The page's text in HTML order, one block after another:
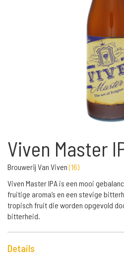
Viven Master
Brouwerij Van Viven(16)
Viven Master IPA is een mooi
fruitige aroma’s en een stevige
tropisch fruit die worden opgevold
bitterheid.
Details